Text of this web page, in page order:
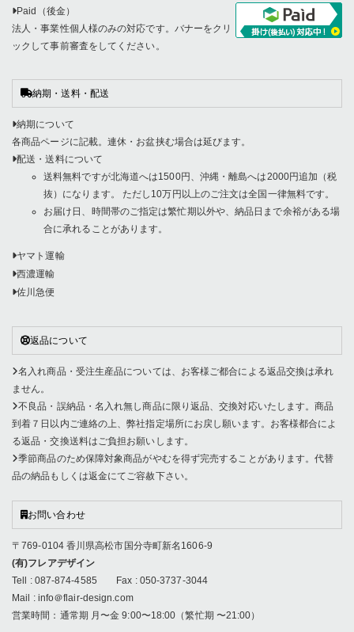
Paid（後金）
法人・事業性個人様のみの対応です。バナーをクリ
ックして事前審査をしてください。
納期・送料・配送
納期について
各商品ページに記載。連休・お盆挟む場合は延びます。
配送・送料について
送料無料ですが北海道へは1500円、沖縄・離島へは2000円追加（税
抜）になります。 ただし10万円以上のご注文は全国一律無料です。
お届け日、時間帯のご指定は繁忙期以外や、納品日まで余裕がある場
合に承れることがあります。
ヤマト運輸
西濃運輸
佐川急便
返品について
名入れ商品・受注生産品については、お客様ご都合による返品交換は承れ
ません。
不良品・誤納品・名入れ無し商品に限り返品、交換対応いたします。商品
到着７日以内ご連絡の上、弊社指定場所にお戻し願います。お客様都合によ
る返品・交換送料はご負担お願いします。
季節商品のため保障対象商品がやむを得ず完売することがあります。代替
品の納品もしくは返金にてご容赦下さい。
お問い合わせ
〒769-0104 香川県高松市国分寺町新名1606-9
(有)フレアデザイン
Tell : 087-874-4585 Fax : 050-3737-3044
Mail : info＠flair-design.com
営業時間：通常期 月〜金 9:00〜18:00（繁忙期 〜21:00）